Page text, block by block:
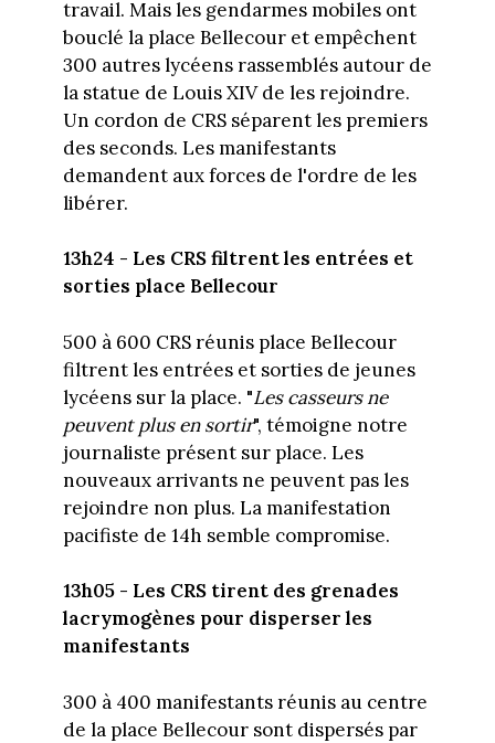
travail. Mais les gendarmes mobiles ont
bouclé la place Bellecour et empêchent
300 autres lycéens rassemblés autour de
la statue de Louis XIV de les rejoindre.
Un cordon de CRS séparent les premiers
des seconds. Les manifestants
demandent aux forces de l'ordre de les
libérer.
13h24 - Les CRS filtrent les entrées et
sorties place Bellecour
500 à 600 CRS réunis place Bellecour
filtrent les entrées et sorties de jeunes
lycéens sur la place. "Les casseurs ne
peuvent plus en sortir", témoigne notre
journaliste présent sur place. Les
nouveaux arrivants ne peuvent pas les
rejoindre non plus. La manifestation
pacifiste de 14h semble compromise.
13h05 - Les CRS tirent des grenades
lacrymogènes pour disperser les
manifestants
300 à 400 manifestants réunis au centre
de la place Bellecour sont dispersés par